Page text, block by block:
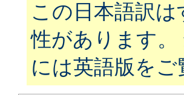
この日本語訳
性があります
には英語版を